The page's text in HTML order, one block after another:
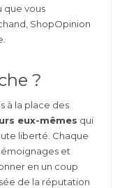
que vous
ShopOpinion
?
à la place des
eux-mêmes qui
liberté. Chaque
et
en un coup
de la réputation